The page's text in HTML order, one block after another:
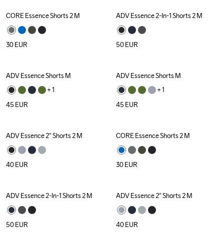
CORE Essence Shorts 2 M
30EUR
ADV Essence 2-In-1 Shorts 2 M
50EUR
ADV Essence Shorts M
+ 1
45 EUR
ADV Essence Shorts M
+ 1
45 EUR
ADV Essence 2" Shorts 2 M
40EUR
CORE Essence Shorts 2 M
30EUR
ADV Essence 2-In-1 Shorts 2 M
50EUR
ADV Essence 2" Shorts 2 M
40EUR